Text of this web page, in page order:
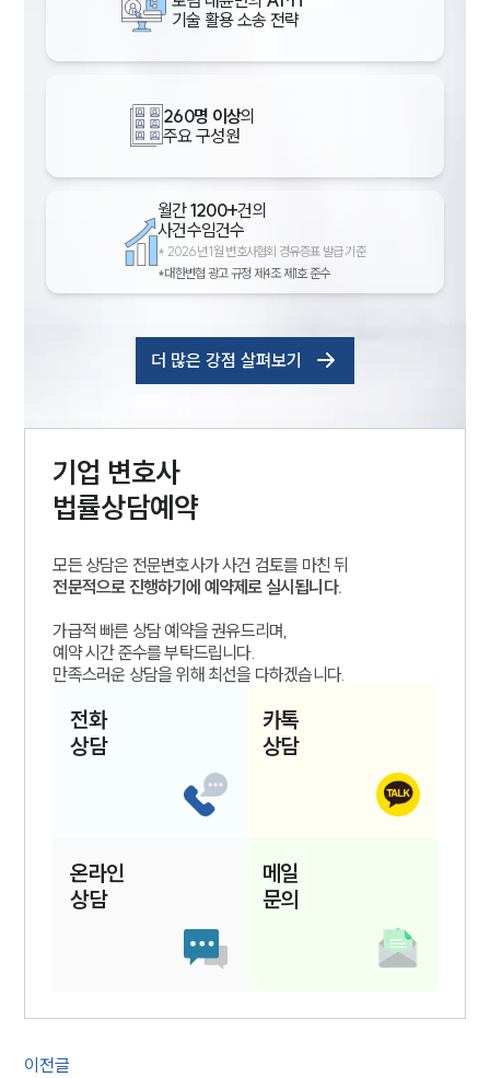
기술 활용 소송 전략
260명 이상의
주요 구성원
월간1200+건의
사건수임건수
* 2026년 1월 변호사협회 경유증표 발급 기준
*대한변협 광고 규정 제4조 제1호 준수
더 많은 강점 살펴보기
기업 변호사
법률상담예약
모든 상담은 전문변호사가 사건 검토를 마친 뒤
전문적으로 진행하기에 예약제로 실시됩니다.
가급적 빠른 상담 예약을 권유드리며,
예약 시간 준수를 부탁드립니다.
만족스러운 상담을 위해 최선을 다하겠습니다.
전화
상담
카톡
상담
온라인
상담
메일
문의
이전글